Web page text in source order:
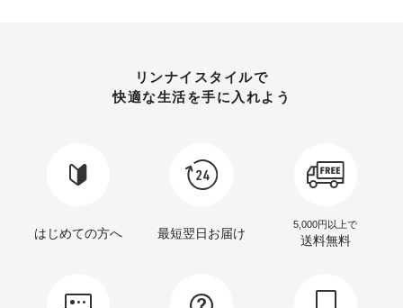
リンナイスタイルで
快適な生活を手に入れよう
はじめての方へ 最短翌日お届け
5,000円以上で
送料無料